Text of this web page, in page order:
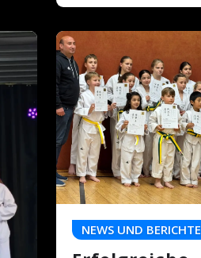
NEWS UND BERICHTE